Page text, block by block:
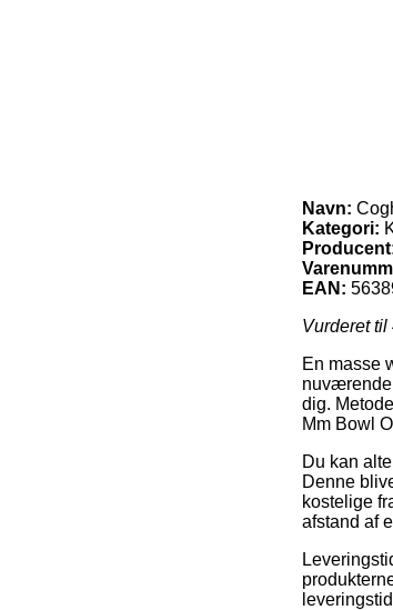
Navn:
Kategori:
EAN:
Vurderet til
En masse
nuværende
dig.
Mm Bowl
Du kan
Denne
kostelige
afstand af